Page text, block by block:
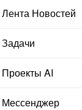
Лента Новостей
Задачи
Проекты AI
Мессенджер